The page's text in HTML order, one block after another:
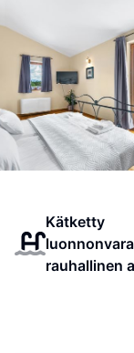
Kätketty
rauhallinen